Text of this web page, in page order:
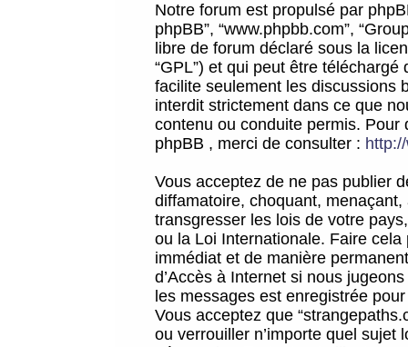
Notre forum est propulsé par
phpBB”, “www.phpbb.com”,
libre de forum déclaré sous la
“GPL”) et qui peut être téléchargé
facilite seulement les discussions
interdit strictement dans ce que
contenu ou conduite permis.
phpBB , merci de consulter :
Vous acceptez de ne pas publier
diffamatoire, choquant,
transgresser les lois de votre
ou la Loi Internationale. Faire
immédiat et de manière
d’Accès à Internet si nous
les messages est enregistrée
Vous acceptez que
ou verrouiller n’importe quel sujet